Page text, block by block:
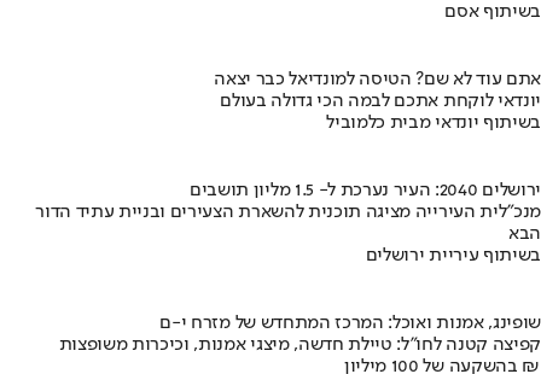
בשיתוף אסם
אתם עוד לא שם? הטיסה למונדיאל כבר יצאה
יונדאי לוקחת אתכם לבמה הכי גדולה בעולם
בשיתוף יונדאי מבית כלמוביל
ירושלים 2040: העיר נערכת ל- 1.5 מליון תושבים
מנכ"לית העירייה מציגה תוכנית להשארת הצעירים ובניית עתיד הדור
הבא
בשיתוף עיריית ירושלים
שופינג, אמנות ואוכל: המרכז המתחדש של מזרח י-ם
קפיצה קטנה לחו"ל: טיילת חדשה, מיצגי אמנות, וכיכרות משופצות
בהשקעה של 100 מיליון ₪